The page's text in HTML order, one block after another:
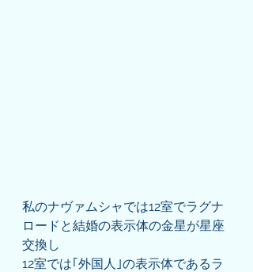
私のナヴァムシャでは12室でラグナ
ロードと結婚の表示体の金星が星座
交換し
12室では｢外国人｣の表示体であるラ